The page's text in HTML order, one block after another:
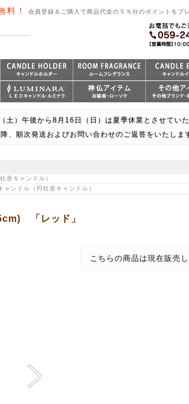
料！ 会員登録＆ご購入で商品代金の５％分のポイントをプ
土）午後から8月16日（日）は夏季休業とさせていた
、順次発送およびお問い合わせのご返答をいたしま
形キャンドル）
ンドル（円柱形キャンドル）
「レッド」
こちらの商品は現在販売